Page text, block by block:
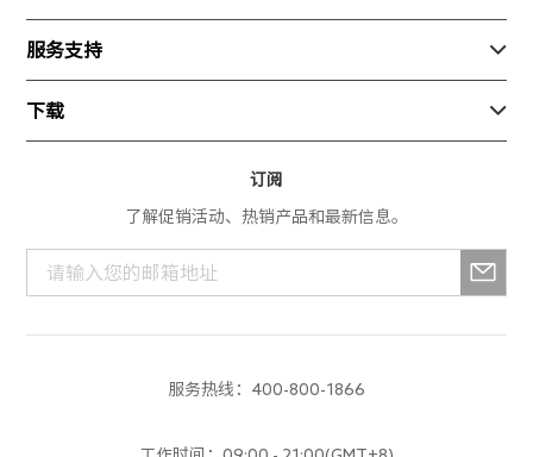
消费产品
安防
巡检
服务支持 
随心飞
服务进度查询
解禁申请
下载 
行业产品
消费产品
生态产品
订阅
了解促销活动、热销产品和最新信息。
服务热线：400-800-1866